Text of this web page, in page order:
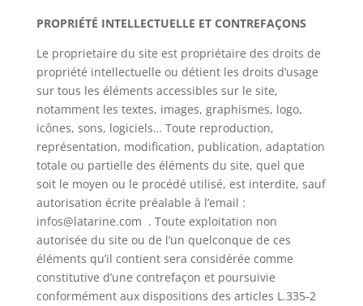
PROPRIÉTÉ INTELLECTUELLE ET CONTREFAÇONS
Le proprietaire du site est propriétaire des droits de
propriété intellectuelle ou détient les droits d’usage
sur tous les éléments accessibles sur le site,
notamment les textes, images, graphismes, logo,
icônes, sons, logiciels… Toute reproduction,
représentation, modification, publication, adaptation
totale ou partielle des éléments du site, quel que
soit le moyen ou le procédé utilisé, est interdite, sauf
autorisation écrite préalable à l’email :
infos@latarine.com . Toute exploitation non
autorisée du site ou de l’un quelconque de ces
éléments qu’il contient sera considérée comme
constitutive d’une contrefaçon et poursuivie
conformément aux dispositions des articles L.335-2